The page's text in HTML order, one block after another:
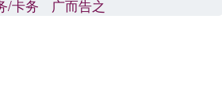
/卡务 广而告之